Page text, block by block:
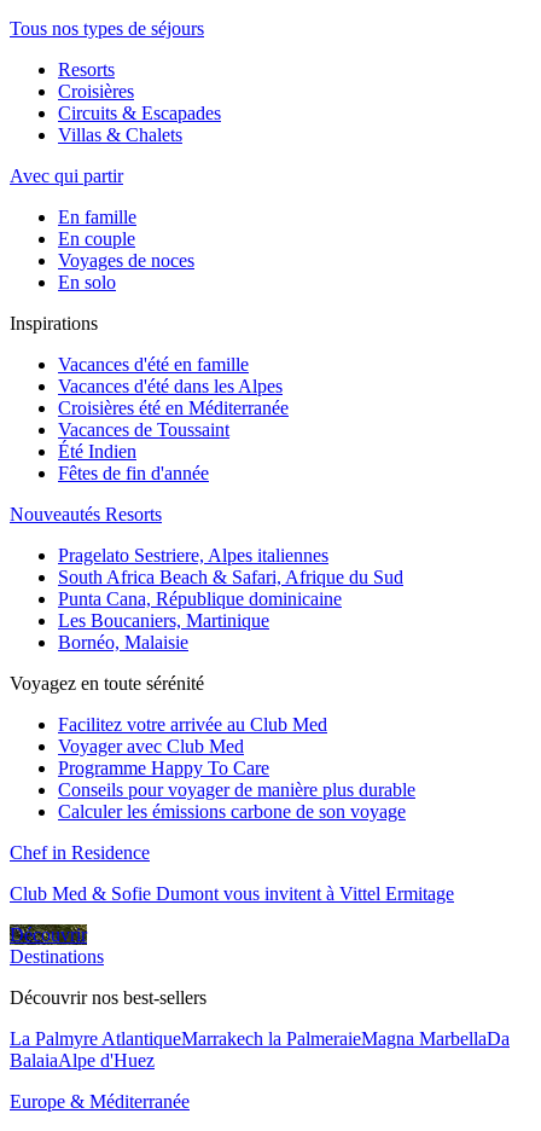
Tous nos types de séjours
Resorts
Croisières
Circuits & Escapades
Villas & Chalets
Avec qui partir
En famille
En couple
Voyages de noces
En solo
Inspirations
Vacances d'été en famille
Vacances d'été dans les Alpes
Croisières été en Méditerranée
Vacances de Toussaint
Été Indien
Fêtes de fin d'année
Nouveautés Resorts
Pragelato Sestriere, Alpes italiennes
South Africa Beach & Safari, Afrique du Sud
Punta Cana, République dominicaine
Les Boucaniers, Martinique
Bornéo, Malaisie
Voyagez en toute sérénité
Facilitez votre arrivée au Club Med
Voyager avec Club Med
Programme Happy To Care
Conseils pour voyager de manière plus durable
Calculer les émissions carbone de son voyage
Chef in Residence
Club Med & Sofie Dumont vous invitent à Vittel Ermitage
Découvrir
Destinations
Découvrir nos best-sellers
La Palmyre AtlantiqueMarrakech la PalmeraieMagna MarbellaDa
BalaiaAlpe d'Huez
Europe & Méditerranée